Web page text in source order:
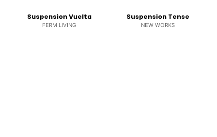
Suspension Vuelta
FERM LIVING
Suspension Tense
NEW WORKS